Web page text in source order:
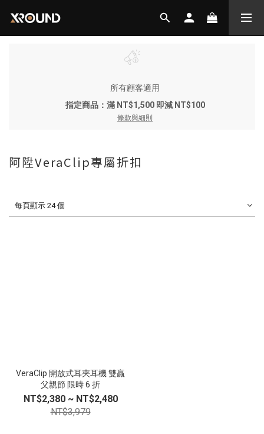
所有顧客適用
指定商品：滿 NT$1,500 即減 NT$100
條款與細則
阿陞VeraClip專屬折扣
每頁顯示 24 個
VeraClip 開放式耳夾耳機 雙贏
父親節 限時 6 折
NT$2,380 ~ NT$2,480
NT$3,979